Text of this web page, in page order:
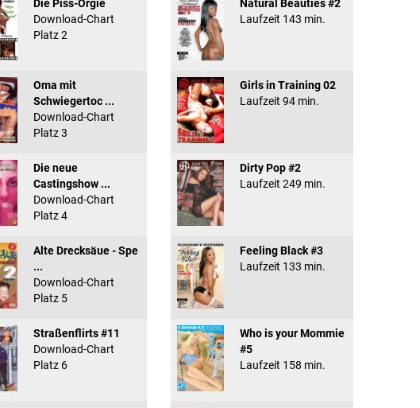
Die Piss-Orgie
Download-Chart
Platz 2
Oma mit
Schwiegertoc ...
Download-Chart
Platz 3
Die neue
Castingshow ...
Download-Chart
Platz 4
Alte Drecksäue - Spe
...
Download-Chart
Platz 5
Straßenflirts #11
Download-Chart
Platz 6
Natural Beauties #2
Laufzeit 143 min.
Girls in Training 02
Laufzeit 94 min.
Dirty Pop #2
Laufzeit 249 min.
Feeling Black #3
Laufzeit 133 min.
Who is your Mommie
#5
Laufzeit 158 min.